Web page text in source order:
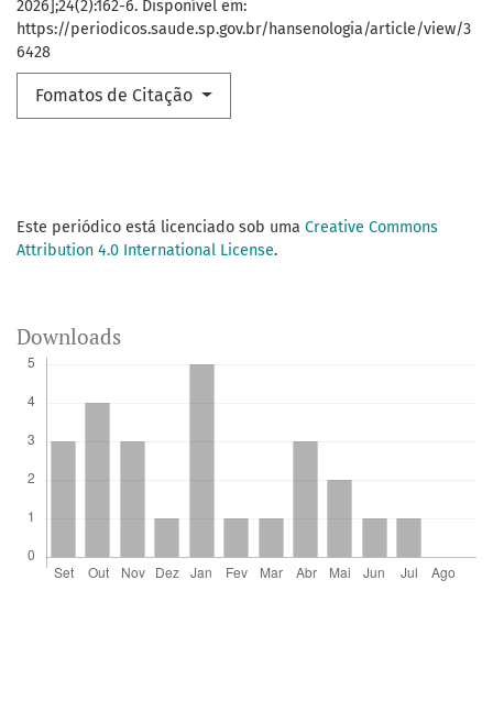
2026];24(2):162-6. Disponível em:
https://periodicos.saude.sp.gov.br/hansenologia/article/view/3
6428
Fomatos de Citação
Este periódico está licenciado sob uma Creative Commons
Attribution 4.0 International License.
Downloads